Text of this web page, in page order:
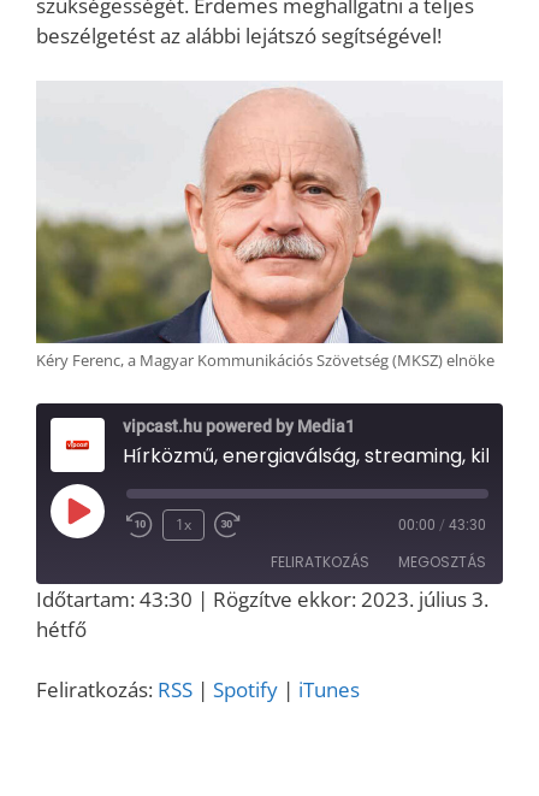
beszélgetést az alábbi lejátszó segítségével!
Kéry Ferenc, a Magyar Kommunikációs Szövetség (MKSZ) elnöke
vipcast.hu powered by Media1
Play
1x 00:00 / 43:30
FELIRATKOZÁS MEGOSZTÁS
RSS
MEGOSZT
ÁS
LINK
Időtartam: 43:30 | Rögzítve ekkor: 2023. július 3.
hétfő
Feliratkozás: RSS | Spotify | iTunes